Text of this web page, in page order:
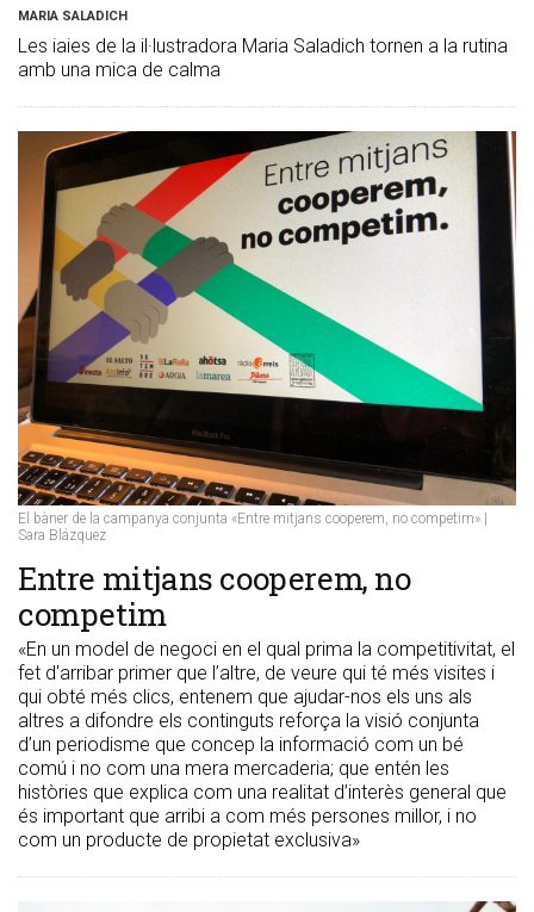
MARIA SALADICH
Les iaies de la il·lustradora Maria Saladich tornen a la rutina
amb una mica de calma
El bàner de la campanya conjunta «Entre mitjans cooperem, no competim» |
Sara Blázquez
​Entre mitjans cooperem, no
competim
«En un model de negoci en el qual prima la competitivitat, el
fet d'arribar primer que l’altre, de veure qui té més visites i
qui obté més clics, entenem que ajudar-nos els uns als
altres a difondre els continguts reforça la visió conjunta
d’un periodisme que concep la informació com un bé
comú i no com una mera mercaderia; que entén les
històries que explica com una realitat d’interès general que
és important que arribi a com més persones millor, i no
com un producte de propietat exclusiva»